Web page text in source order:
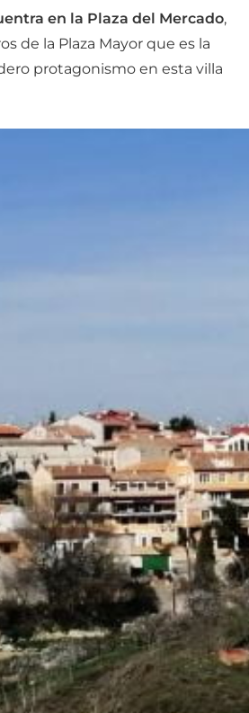
en la Plaza del Mercado,
de la Plaza Mayor que es la
protagonismo en esta villa